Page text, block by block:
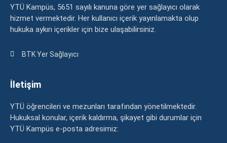
YTÜ Kampüs, 5651 sayılı kanuna göre yer sağlayıcı olarak
hizmet vermektedir. Her kullanıcı içerik yayınlamakta olup
hukuka aykırı içerikler için bize ulaşabilirsiniz.
BTK Yer Sağlayıcı
İletişim
YTÜ öğrencileri ve mezunları tarafından yönetilmektedir.
Hukuksal konular, içerik kaldırma, şikayet gibi durumlar için
YTÜ Kampüs e-posta adresimiz: